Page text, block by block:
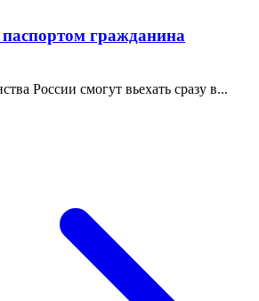
гражданина
России смогут вьехать сразу в...